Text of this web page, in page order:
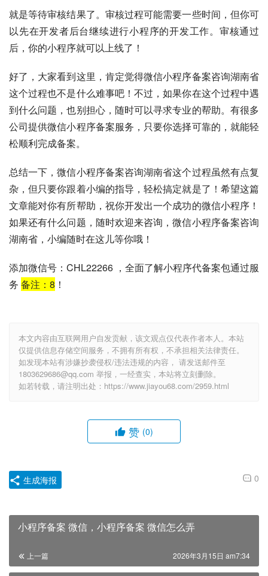
就是等待审核结果了。审核过程可能需要一些时间，但你可
以先在开发者后台继续进行小程序的开发工作。审核通过
后，你的小程序就可以上线了！
好了，大家看到这里，肯定觉得微信小程序备案咨询湖南省
这个过程也不是什么难事吧！不过，如果你在这个过程中遇
到什么问题，也别担心，随时可以寻求专业的帮助。有很多
公司提供微信小程序备案服务，只要你选择可靠的，就能轻
松顺利完成备案。
总结一下，微信小程序备案咨询湖南省这个过程虽然有点复
杂，但只要你跟着小编的指导，轻松搞定就是了！希望这篇
文章能对你有所帮助，祝你开发出一个成功的微信小程序！
如果还有什么问题，随时欢迎来咨询，微信小程序备案咨询
湖南省，小编随时在这儿等你哦！
添加微信号：CHL22266 ，全面了解小程序代备案包通过服
务 备注： 8 ！
本文内容由互联网用户自发贡献，该文观点仅代表作者本人。本站
仅提供信息存储空间服务，不拥有所有权，不承担相关法律责任。
如发现本站有涉嫌抄袭侵权/违法违规的内容， 请发送邮件至
1803629686@qq.com 举报，一经查实，本站将立刻删除。
如若转载，请注明出处：https://www.jiayou68.com/2959.html
赞 (0)
0
生成海报
小程序备案 微信，小程序备案 微信怎么弄
上一篇 2026年3月15日 am7:34